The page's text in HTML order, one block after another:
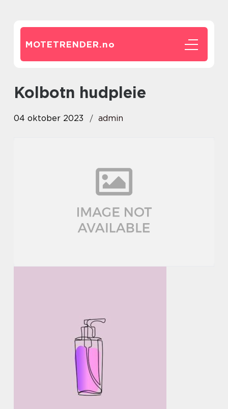
MOTETRENDER.no
kolbotn hudpleie
04 oktober 2023 admin